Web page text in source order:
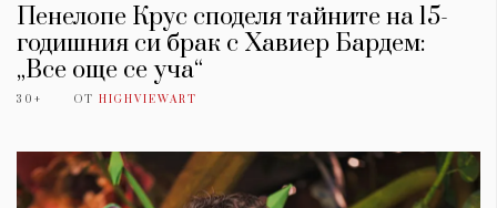
Пенелопе Крус споделя тайните на 15-
годишния си брак с Хавиер Бардем:
„Все още се уча“
30+ ОТ HIGHVIEWART